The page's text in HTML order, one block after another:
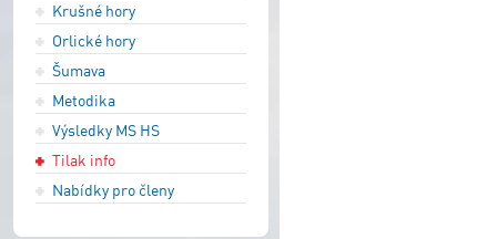
Krušné hory
Orlické hory
Šumava
Metodika
Výsledky MS HS
Tilak info
Nabídky pro členy